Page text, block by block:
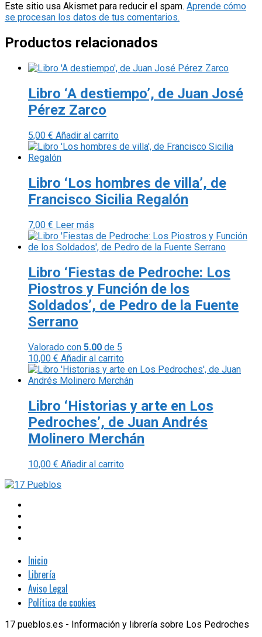
Este sitio usa Akismet para reducir el spam. Aprende cómo
se procesan los datos de tus comentarios.
Productos relacionados
Libro ‘A destiempo’, de Juan José
Pérez Zarco
5,00 € Añadir al carrito
Libro ‘Los hombres de villa’, de
Francisco Sicilia Regalón
7,00 € Leer más
Libro ‘Fiestas de Pedroche: Los
Piostros y Función de los
Soldados’, de Pedro de la Fuente
Serrano
Valorado con 5.00 de 5
10,00 € Añadir al carrito
Libro ‘Historias y arte en Los
Pedroches’, de Juan Andrés
Molinero Merchán
10,00 € Añadir al carrito
Inicio
Librería
Aviso Legal
Política de cookies
17 pueblos.es - Información y librería sobre Los Pedroches